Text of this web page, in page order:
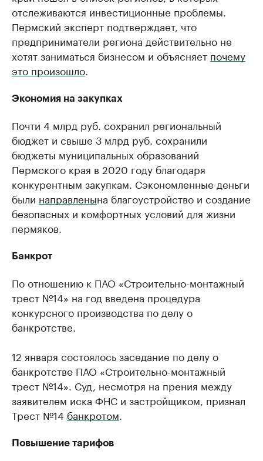
отслеживаются инвестиционные проблемы.
Пермский эксперт подтверждает, что
предприниматели региона действительно не
хотят заниматься бизнесом и объясняет почему
это произошло
Экономия на закупках
Почти 4 млрд руб. сохранил региональный
бюджет и свыше 3 млрд руб. сохранили
бюджеты муниципальных образований
Пермского края в 2020 году благодаря
конкурентным закупкам. Сэкономленные деньги
были направленына благоустройство и создание
безопасных и комфортных условий для жизни
пермяков.
Банкрот
По отношению к ПАО «Строительно-монтажный
трест №14» на год введена процедура
конкурсного производства по делу о
банкротстве.
12 января состоялось заседание по делу о
банкротстве ПАО «Строительно-монтажный
трест №14». Суд, несмотря на прения между
заявителем иска ФНС и застройщиком, признал
Трест №14 банкротом
Повышение тарифов